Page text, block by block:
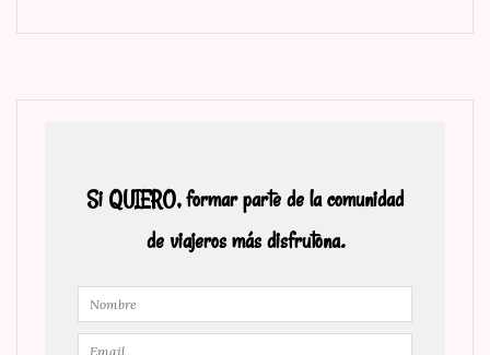
Si QUIERO, formar parte de la comunidad
de viajeros más disfrutona.